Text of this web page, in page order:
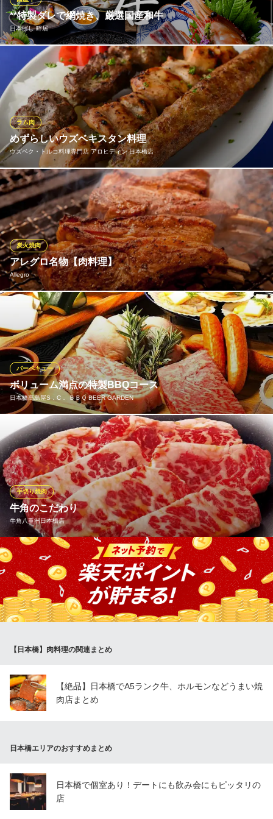
豚肉ビストロ洋風居酒屋
ＪＲ東京駅八重洲中央口 徒歩7分
東京都中央区日本橋3-5-12 ニュー八重洲ビル1F
**特製ダレで網焼き、厳選国産和牛
日本ばし 畔居
【料理の真髄。四季を映す、正統派の会席】 料理の真髄。四季を
映す、正統派の会席日本料理の神髄です。大切な方との会食で、
接待の席で、この流れゆくひとときが忘れ得ぬ時間となることを
お約束いたします。お客様をお迎えするのは、女将を中心とした
心温まるおもてなしです。
日本ばし 畔居
割烹・和牛・河豚・鴨鍋
地下鉄日本橋駅B9ｂ出口 徒歩1分
東京都中央区日本橋1-2-10 東洋ビルB1
めずらしいウズベキスタン料理
ウズベク・トルコ料理専門店 アロヒディン 日本橋店
ラム肉
オーナーの出身国ウズベキスタンでは主に羊肉が食されていま
す。 スープ、プロフ、シャシリクで、臭みのないジューシーな羊
肉をご堪能ください！
ウズベク・トルコ料理専門店 アロヒディン 日本橋店
ウズベキスタン料理
地下鉄銀座線日本橋駅 徒歩3分
東京都中央区日本橋2-16-4 日本橋山田ビル1F
アレグロ名物【肉料理】
Allegro
炭火焼肉
肉好きシェフならではの、こだわりと気合が詰まってます！肉好
きや男性も満足の、ボリュームたっぷりな「塊肉」を備長炭と葡
萄の木でじ〜っくり丁寧に火入れ。厳選した良質なお肉は、レア
でも楽しめます♪「上品に少ない量」を楽しむのではなく、「ボリ
ュームたっぷりをがっつりと」楽しむのがアレグロ流！
Allegro
大人の隠れ家イタリアン
都営浅草線日本橋駅D1番出口 徒歩1分
東京都中央区日本橋2-16-11 日本橋セントラルスクエア1F
ボリューム満点の特製BBQコース
日本橋高島屋S．C． ＢＢＱ BEER GARDEN
バーベキュー
日本橋のルーフトップでバーベキューを満喫できる。多彩なメニ
ュー＆ボリュームを楽しめる特別なコースをご用意しています。
特製ソースで仕上げる厳選肉はビールも進む逸品♪飲み放題メニュ
ーにはお肉にぴったりなワインも！開放的な屋上庭園で、ひと味
違ったプレミアムなBBQをお楽しみください！
日本橋高島屋S．C． ＢＢＱ BEER GARDEN
BBQビアガーデン
地下鉄銀座線日本橋駅 徒歩1分
東京都中央区日本橋2-4-1 日本橋高島屋S．C．本館屋上
牛角のこだわり
牛角八重洲日本橋店
手切り焼肉
お客様に新鮮な状態で提供したいという想いから、店内で一枚一
枚丁寧にカット！口に入れたときに一番美味しく感じるお肉の切
り方を追求することで、焼肉の美味しさを最大限に引き出しま
す。 部位ごとに切り方を変え、1ミリ単位の厚みにもこだわって
います。新鮮でおいしいお肉をご提供するために手間ひまを惜し
みません！
牛角八重洲日本橋店
ＪＲ東京駅八重洲北口 徒歩6分
東京都中央区日本橋3-7-7 小村ビルB1～1F
【日本橋】肉料理の関連まとめ
【絶品】日本橋でA5ランク牛、ホルモンなどうまい焼
肉店まとめ
日本橋エリアのおすすめまとめ
日本橋で個室あり！デートにも飲み会にもピッタリの
店